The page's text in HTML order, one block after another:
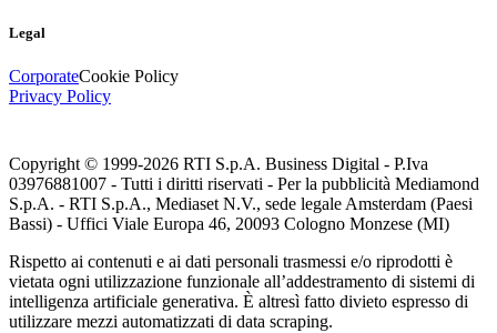
Legal
CorporateCookie Policy
Privacy Policy
Copyright © 1999-2026 RTI S.p.A. Business Digital - P.Iva
03976881007 - Tutti i diritti riservati - Per la pubblicità Mediamond
S.p.A. - RTI S.p.A., Mediaset N.V., sede legale Amsterdam (Paesi
Bassi) - Uffici Viale Europa 46, 20093 Cologno Monzese (MI)
Rispetto ai contenuti e ai dati personali trasmessi e/o riprodotti è
vietata ogni utilizzazione funzionale all’addestramento di sistemi di
intelligenza artificiale generativa. È altresì fatto divieto espresso di
utilizzare mezzi automatizzati di data scraping.